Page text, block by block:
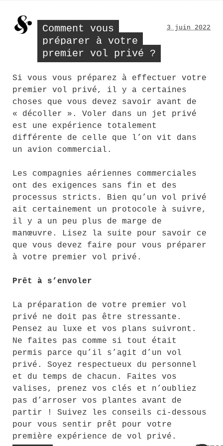
Comment vous
préparer à votre
premier vol privé ?
3 juin 2022
Si vous vous préparez à effectuer votre
premier vol privé, il y a certaines
choses que vous devez savoir avant de
« décoller ». Voler dans un jet privé
est une expérience totalement
différente de celle que l’on vit dans
un avion commercial.
Les compagnies aériennes commerciales
ont des exigences sans fin et des
processus stricts. Bien qu’un vol privé
ait certainement un protocole à suivre,
il y a un peu plus de marge de
manœuvre. Lisez la suite pour savoir ce
que vous devez faire pour vous préparer
à votre premier vol privé.
Prêt à s’envoler
La préparation de votre premier vol
privé ne doit pas être stressante.
Pensez au luxe et vos plans suivront.
Ne faites pas comme si tout était
permis parce qu’il s’agit d’un vol
privé. Soyez respectueux du personnel
et du temps de chacun. Faites vos
valises, prenez vos clés et n’oubliez
pas d’arroser vos plantes avant de
partir ! Suivez les conseils ci-dessous
pour vous sentir prêt pour votre
première expérience de vol privé.